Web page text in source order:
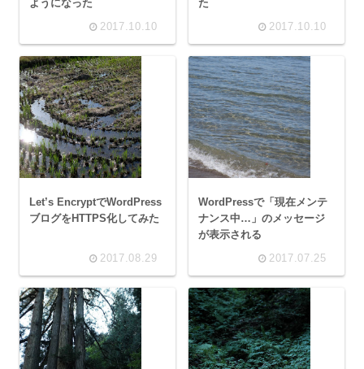
ようになった
2017.10.10
た
2017.10.10
Let’s EncryptでWordPress
ブログをHTTPS化してみた
2017.08.29
WordPressで「現在メンテ
ナンス中…」のメッセージ
が表示される
2017.07.25